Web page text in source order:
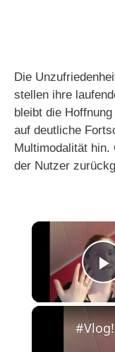
Die
stellen ihre
bleibt die
auf deutliche
Multimodalität hin.
der Nutzer